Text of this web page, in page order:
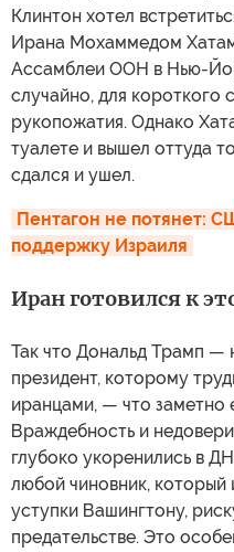
Клинтон хотел
Ирана Мохаммедом
Ассамблеи ООН в Нью-
случайно, для короткого
рукопожатия. Однако
туалете и вышел оттуда
сдался и ушел.
Пентагон не потянет:
поддержку Израиля
Иран готовился к
Так что Дональд Трамп —
президент, которому
иранцами, — что заметно
Враждебность и
глубоко укоренились в
любой чиновник,
уступки Вашингтону,
предательстве. Это